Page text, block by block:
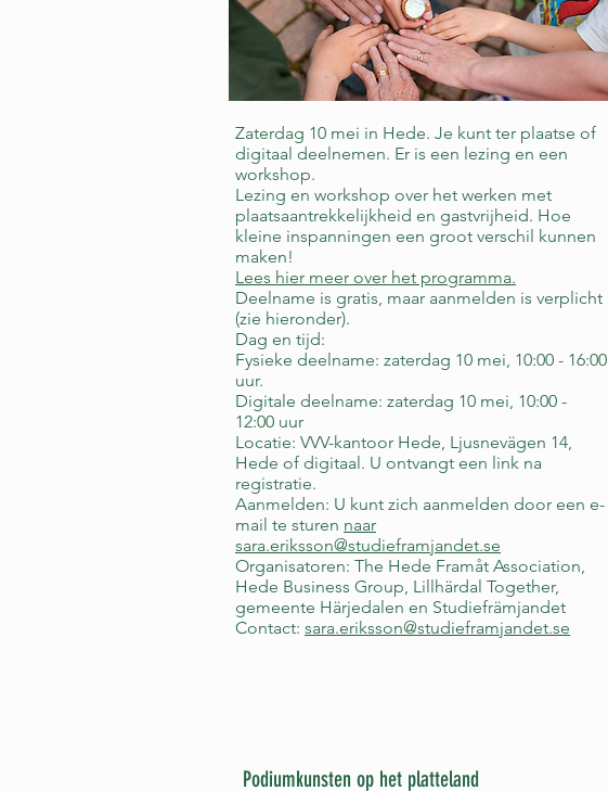
Zaterdag 10 mei in Hede. Je kunt ter plaatse of
digitaal deelnemen. Er is een lezing en een
workshop.
Lezing en workshop over het werken met
plaatsaantrekkelijkheid en gastvrijheid. Hoe
kleine inspanningen een groot verschil kunnen
maken!
Lees hier meer over het programma.
Deelname is gratis, maar aanmelden is verplicht
(zie hieronder).
Dag en tijd:
Fysieke deelname: zaterdag 10 mei, 10:00 - 16:00
uur.
Digitale deelname: zaterdag 10 mei, 10:00 -
12:00 uur
Locatie: VVV-kantoor Hede, Ljusnevägen 14,
Hede of digitaal. U ontvangt een link na
registratie.
Aanmelden: U kunt zich aanmelden door een e-
mail te sturen naar
sara.eriksson@studieframjandet.se
Organisatoren: The Hede Framåt Association,
Hede Business Group, Lillhärdal Together,
gemeente Härjedalen en Studiefrämjandet
Contact: sara.eriksson@studieframjandet.se
Podiumkunsten op het platteland